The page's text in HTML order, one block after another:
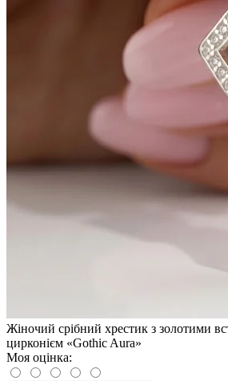
Жіночий срібний хрестик з золотими
цирконієм «Gothic Aura»
Моя оцінка: